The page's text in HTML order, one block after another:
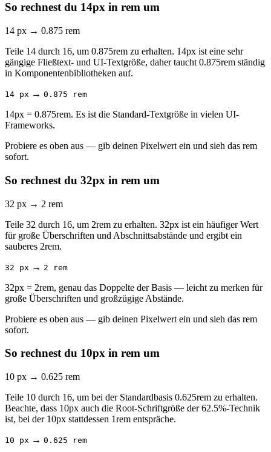
So rechnest du 14px in rem um
14 px → 0.875 rem
Teile 14 durch 16, um 0.875rem zu erhalten. 14px ist eine sehr
gängige Fließtext- und UI-Textgröße, daher taucht 0.875rem ständig
in Komponentenbibliotheken auf.
14 px → 0.875 rem
14px = 0.875rem. Es ist die Standard-Textgröße in vielen UI-
Frameworks.
Probiere es oben aus — gib deinen Pixelwert ein und sieh das rem
sofort.
So rechnest du 32px in rem um
32 px → 2 rem
Teile 32 durch 16, um 2rem zu erhalten. 32px ist ein häufiger Wert
für große Überschriften und Abschnittsabstände und ergibt ein
sauberes 2rem.
32 px → 2 rem
32px = 2rem, genau das Doppelte der Basis — leicht zu merken für
große Überschriften und großzügige Abstände.
Probiere es oben aus — gib deinen Pixelwert ein und sieh das rem
sofort.
So rechnest du 10px in rem um
10 px → 0.625 rem
Teile 10 durch 16, um bei der Standardbasis 0.625rem zu erhalten.
Beachte, dass 10px auch die Root-Schriftgröße der 62.5%-Technik
ist, bei der 10px stattdessen 1rem entspräche.
10 px → 0.625 rem